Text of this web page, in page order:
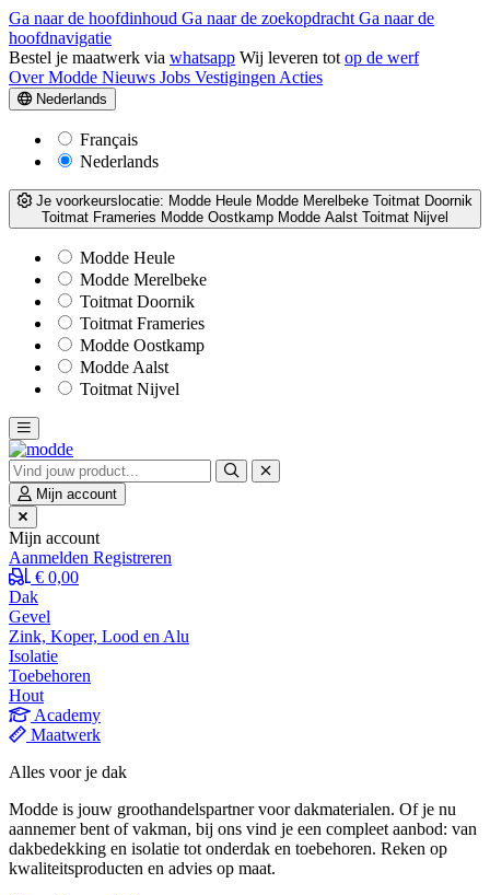
Ga naar de hoofdinhoud Ga naar de zoekopdracht Ga naar de
hoofdnavigatie
Bestel je maatwerk via whatsapp Wij leveren tot op de werf
Over Modde Nieuws Jobs Vestigingen Acties
Nederlands
Français
Nederlands
Je voorkeurslocatie: Modde Heule Modde Merelbeke Toitmat Doornik
Toitmat Frameries Modde Oostkamp Modde Aalst Toitmat Nijvel
Modde Heule
Modde Merelbeke
Toitmat Doornik
Toitmat Frameries
Modde Oostkamp
Modde Aalst
Toitmat Nijvel
Mijn account
Mijn account
Aanmelden Registreren
€ 0,00
Dak
Gevel
Zink, Koper, Lood en Alu
Isolatie
Toebehoren
Hout
Academy
Maatwerk
Alles voor je dak
Modde is jouw groothandelspartner voor dakmaterialen. Of je nu
aannemer bent of vakman, bij ons vind je een compleet aanbod: van
dakbedekking en isolatie tot onderdak en toebehoren. Reken op
kwaliteitsproducten en advies op maat.